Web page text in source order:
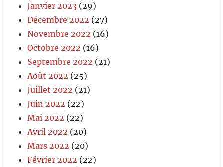
Janvier 2023 (29)
Décembre 2022 (27)
Novembre 2022 (16)
Octobre 2022 (16)
Septembre 2022 (21)
Août 2022 (25)
Juillet 2022 (21)
Juin 2022 (22)
Mai 2022 (22)
Avril 2022 (20)
Mars 2022 (20)
Février 2022 (22)